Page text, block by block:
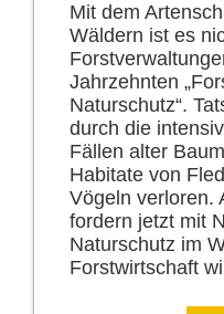
Mit dem
Wäldern ist es
Jahrzehnten
Naturschutz“.
durch die
Fällen alter
Habitate von
Vögeln verloren.
fordern jetzt mit
Naturschutz im
Forstwirtschaft